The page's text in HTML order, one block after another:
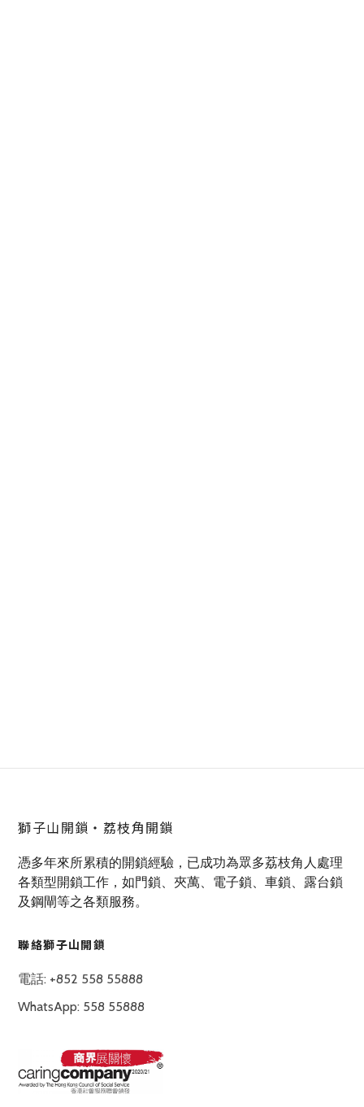
獅子山開鎖‧荔枝角開鎖
憑多年來所累積的開鎖經驗，已成功為眾多荔枝角人處理
各類型開鎖工作，如門鎖、夾萬、電子鎖、車鎖、露台鎖
及鋼閘等之各類服務。
聯絡獅子山開鎖
電話: +852 558 55888
WhatsApp: 558 55888